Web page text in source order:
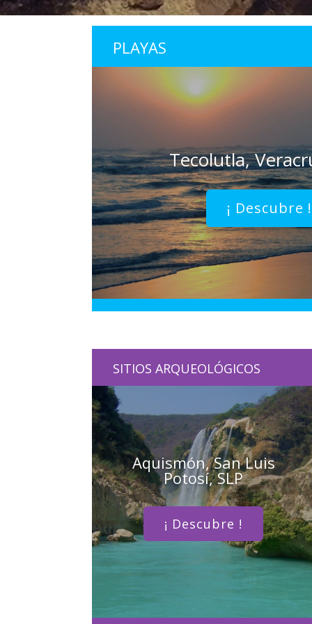
PLAYAS
Tecolutla,
¡ Descubre !
SITIOS ARQUEOLÓGICOS
Aquismón, San Luis
Potosí, SLP
¡ Descubre !